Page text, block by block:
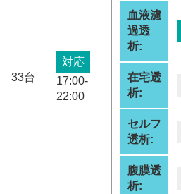
33台
対応
17:00-
22:00
血液濾
過透
析:
在宅透
析:
セルフ
透析:
腹膜透
析: